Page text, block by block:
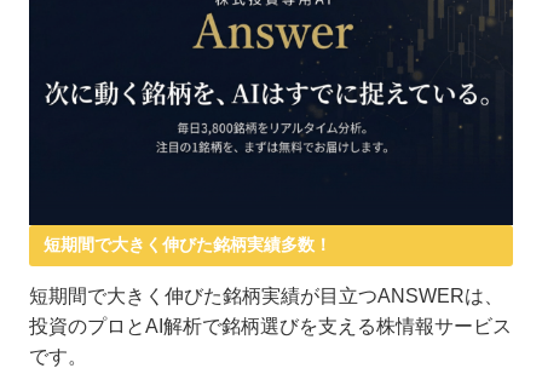
短期間で大きく伸びた銘柄実績多数！
短期間で大きく伸びた銘柄実績が目立つANSWERは、
投資のプロとAI解析で銘柄選びを支える株情報サービス
です。